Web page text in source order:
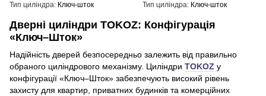
Тип циліндра Ключ-шток Тип циліндра Ключ-шток
Дверні циліндри TOKOZ: Конфігурація
«Ключ–Шток»
Надійність дверей безпосередньо залежить від правильно
обраного циліндрового механізму. Циліндри TOKOZ у
конфігурації «Ключ–Шток» забезпечують високий рівень
захисту для квартир, приватних будинків та комерційних